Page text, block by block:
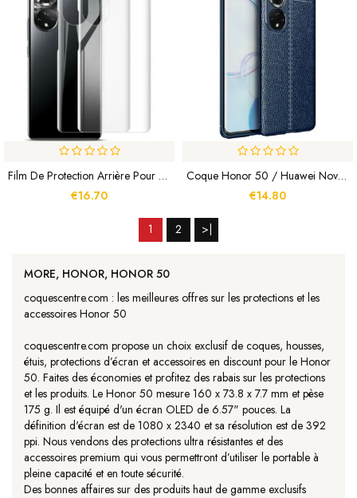
Film De Protection Arrière Pour Honor 50 IMAK
€16.70
Coque Honor 50 / Huawei Nova 9 Effet Cuir Litchi Double Line
€14.80
1 2 >|
MORE, HONOR, HONOR 50
coquescentre.com : les meilleures offres sur les protections et les
accessoires Honor 50
coquescentre.com propose un choix exclusif de coques, housses,
étuis, protections d’écran et accessoires en discount pour le Honor
50. Faites des économies et profitez des rabais sur les protections
et les produits. Le Honor 50 mesure 160 x 73.8 x 7.7 mm et pèse
175 g. Il est équipé d'un écran OLED de 6.57" pouces. La
définition d'écran est de 1080 x 2340 et sa résolution est de 392
ppi. Nous vendons des protections ultra résistantes et des
accessoires premium qui vous permettront d’utiliser le portable à
pleine capacité et en toute sécurité.
Des bonnes affaires sur des produits haut de gamme exclusifs